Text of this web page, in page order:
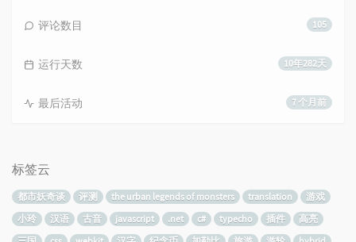
105
评论数目
10年282天
运行天数
7 个月前
最后活动
标签云
都市妖奇谈 评测 the urban legends of monsters translation
游戏
小玲
汉语 古音 javascript .net c# typecho 插件
高亮